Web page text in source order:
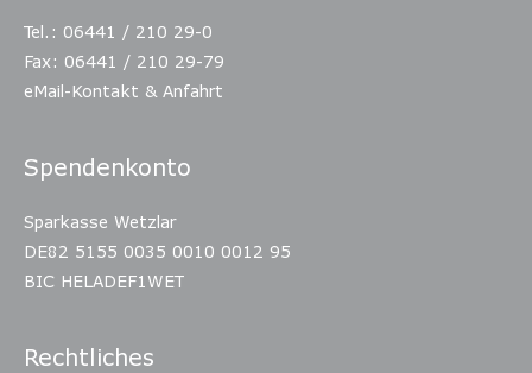
Tel.: 06441 / 210 29-0
Fax: 06441 / 210 29-79
eMail-Kontakt & Anfahrt
Spendenkonto
Sparkasse Wetzlar
DE82 5155 0035 0010 0012 95
BIC HELADEF1WET
Rechtliches